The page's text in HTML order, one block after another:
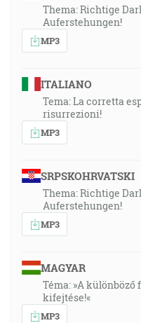
Thema: Richtige
Auferstehungen!
MP3
ITALIANO
Tema: La corretta
risurrezioni!
MP3
SRPSKOHRVATSKI
Thema: Richtige
Auferstehungen!
MP3
MAGYAR
Téma: »A
kifejtése!«
MP3